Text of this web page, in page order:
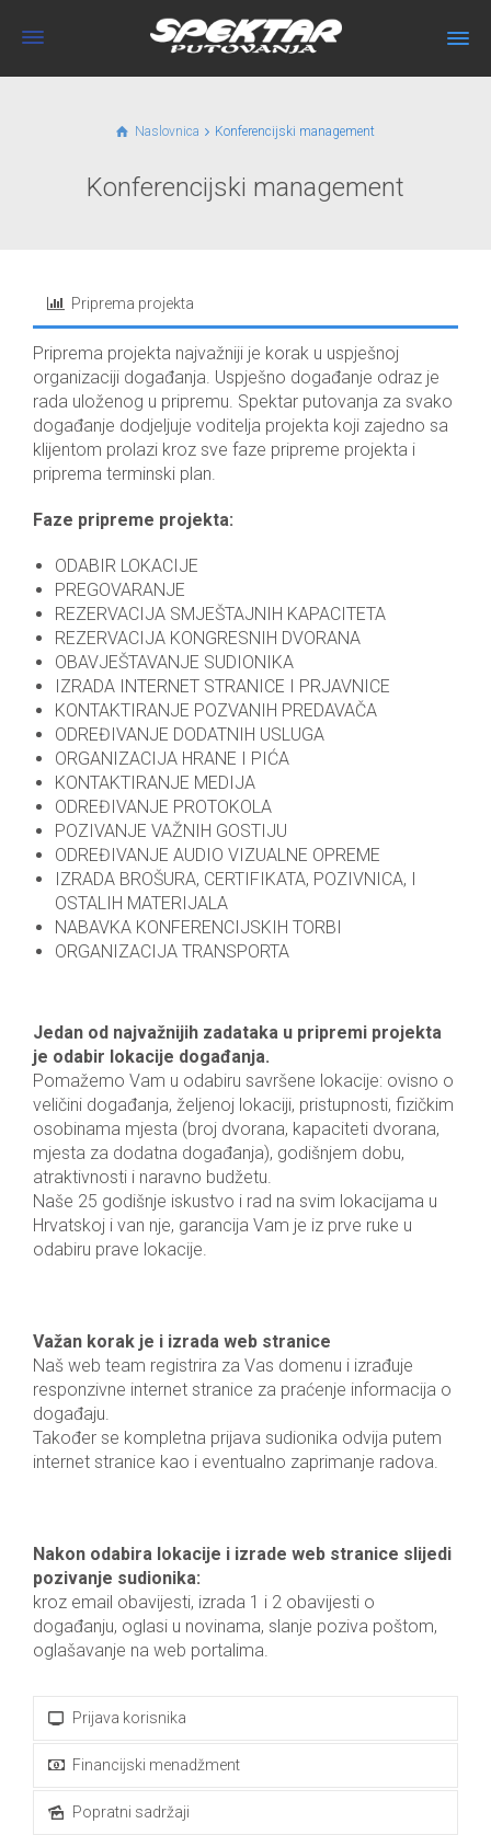
Naslovnica Konferencijski management
Konferencijski management
Priprema projekta
Priprema projekta najvažniji je korak u uspješnoj
organizaciji događanja. Uspješno događanje odraz je
rada uloženog u pripremu. Spektar putovanja za svako
događanje dodjeljuje voditelja projekta koji zajedno sa
klijentom prolazi kroz sve faze pripreme projekta i
priprema terminski plan.
Faze pripreme projekta:
ODABIR LOKACIJE
PREGOVARANJE
REZERVACIJA SMJEŠTAJNIH KAPACITETA
REZERVACIJA KONGRESNIH DVORANA
OBAVJEŠTAVANJE SUDIONIKA
IZRADA INTERNET STRANICE I PRJAVNICE
KONTAKTIRANJE POZVANIH PREDAVAČA
ODREĐIVANJE DODATNIH USLUGA
ORGANIZACIJA HRANE I PIĆA
KONTAKTIRANJE MEDIJA
ODREĐIVANJE PROTOKOLA
POZIVANJE VAŽNIH GOSTIJU
ODREĐIVANJE AUDIO VIZUALNE OPREME
IZRADA BROŠURA, CERTIFIKATA, POZIVNICA, I
OSTALIH MATERIJALA
NABAVKA KONFERENCIJSKIH TORBI
ORGANIZACIJA TRANSPORTA
Jedan od najvažnijih zadataka u pripremi projekta
je odabir lokacije događanja.
Pomažemo Vam u odabiru savršene lokacije: ovisno o
veličini događanja, željenoj lokaciji, pristupnosti, fizičkim
osobinama mjesta (broj dvorana, kapaciteti dvorana,
mjesta za dodatna događanja), godišnjem dobu,
atraktivnosti i naravno budžetu.
Naše 25 godišnje iskustvo i rad na svim lokacijama u
Hrvatskoj i van nje, garancija Vam je iz prve ruke u
odabiru prave lokacije.
Važan korak je i izrada web stranice
Naš web team registrira za Vas domenu i izrađuje
responzivne internet stranice za praćenje informacija o
događaju.
Također se kompletna prijava sudionika odvija putem
internet stranice kao i eventualno zaprimanje radova.
Nakon odabira lokacije i izrade web stranice slijedi
pozivanje sudionika:
kroz email obavijesti, izrada 1 i 2 obavijesti o
događanju, oglasi u novinama, slanje poziva poštom,
oglašavanje na web portalima.
Prijava korisnika
Financijski menadžment
Popratni sadržaji